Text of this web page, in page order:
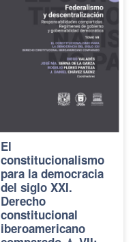
El
constitucionalismo
para la democracia
del siglo XXI.
Derecho
constitucional
iberoamericano